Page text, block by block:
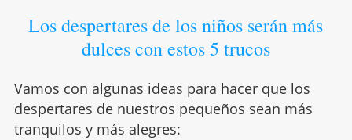
Los despertares de los niños serán más
dulces con estos 5 trucos
Vamos con algunas ideas para hacer que los
despertares de nuestros pequeños sean más
tranquilos y más alegres: